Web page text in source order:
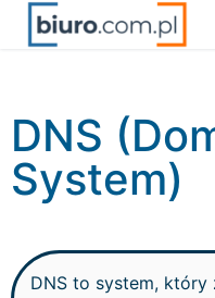
DNS
System)
DNS to system, który